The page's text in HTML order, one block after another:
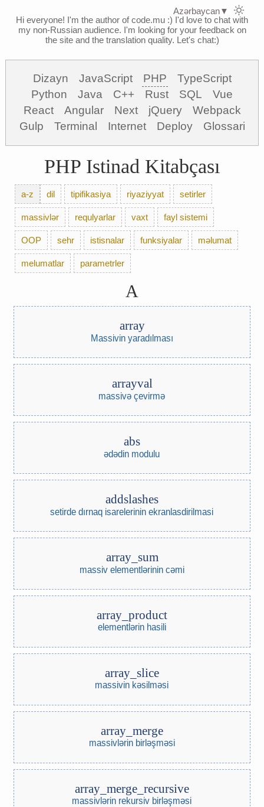
Hi everyone! I'm the author of code.mu :) I'd love to chat with
my non-Russian audience. I'm looking for your feedback on
the site and the translation quality. Let's chat:)
Dizayn JavaScript PHP
TypeScript
Python
Java C++ Rust SQL
Vue
React
Angular Next jQuery
Webpack
Gulp
Terminal Internet Deploy Glossari
PHP Istinad Kitabçası
a-z dil tipifikasiya riyaziyyat setirler
massivlər requlyarlar vaxt fayl sistemi
OOP sehr istisnalar funksiyalar məlumat
melumatlar parametrler
A
array
Massivin yaradılması
arrayval
massivə çevirmə
abs
ədədin modulu
addslashes
setirde dırnaq isarelerinin ekranlasdirilmasi
array_sum
massiv elementlərinin cəmi
array_product
elementlərin hasili
array_slice
massivin kəsilməsi
array_merge
massivlərin birləşməsi
array_merge_recursive
massivlərin rekursiv birləşməsi
Azərbaycan▼